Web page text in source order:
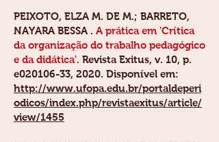
PEIXOTO, ELZA M. DE M.; BARRETO,
NAYARA BESSA . A prática em 'Crítica
da organização do trabalho pedagógico
e da didática'. Revista Exitus, v. 10, p.
e020106-33, 2020. Disponível em:
http://www.ufopa.edu.br/portaldeperi
odicos/index.php/revistaexitus/article/
view/1455